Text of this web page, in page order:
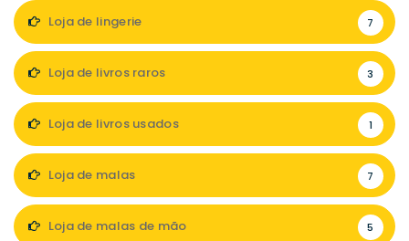
Loja de lingerie 7
Loja de livros raros 3
Loja de livros usados 1
Loja de malas 7
Loja de malas de mão 5